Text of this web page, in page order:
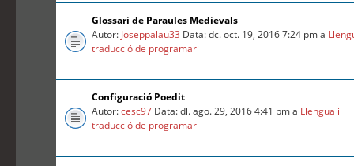
Glossari de Paraules Medievals
Autor: Joseppalau33 Data: dc. oct. 19, 2016 7:24 pm a
traducció de programari
Configuració Poedit
Autor:cesc97 Data: dl. ago. 29, 2016 4:41 pm a Llengua i
traducció de programari